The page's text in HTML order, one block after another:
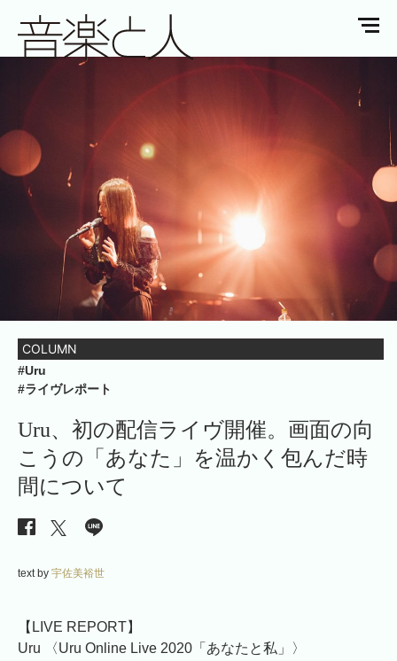
COLUMN
#Uru
#ライヴレポート
Uru、初の配信ライヴ開催。画面の向
こうの「あなた」を温かく包んだ時
間について
text by 宇佐美裕世
【LIVE REPORT】
Uru 〈Uru Online Live 2020「あなたと私」〉